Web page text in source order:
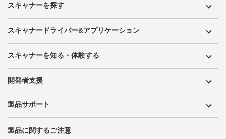
スキャナーを探す
スキャナードライバー&アプリケーション
スキャナーを知る・体験する
開発者支援
製品サポート
製品に関するご注意